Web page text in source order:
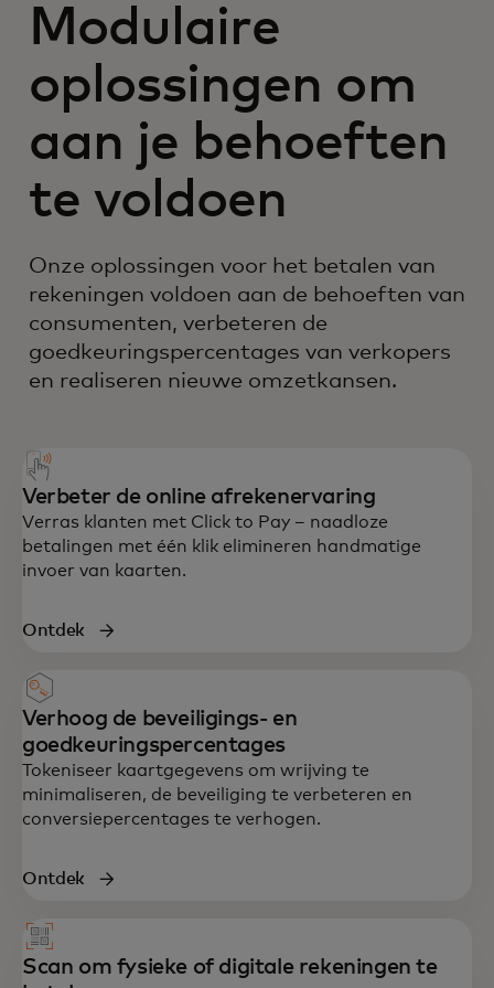
Modulaire
oplossingen om
aan je behoeften
te voldoen
Onze oplossingen voor het betalen van
rekeningen voldoen aan de behoeften van
consumenten, verbeteren de
goedkeuringspercentages van verkopers
en realiseren nieuwe omzetkansen.
Verbeter de online afrekenervaring
Verras klanten met Click to Pay – naadloze
betalingen met één klik elimineren handmatige
invoer van kaarten.
Ontdek
Verhoog de beveiligings- en
goedkeuringspercentages
Tokeniseer kaartgegevens om wrijving te
minimaliseren, de beveiliging te verbeteren en
conversiepercentages te verhogen.
Ontdek
Scan om fysieke of digitale rekeningen te